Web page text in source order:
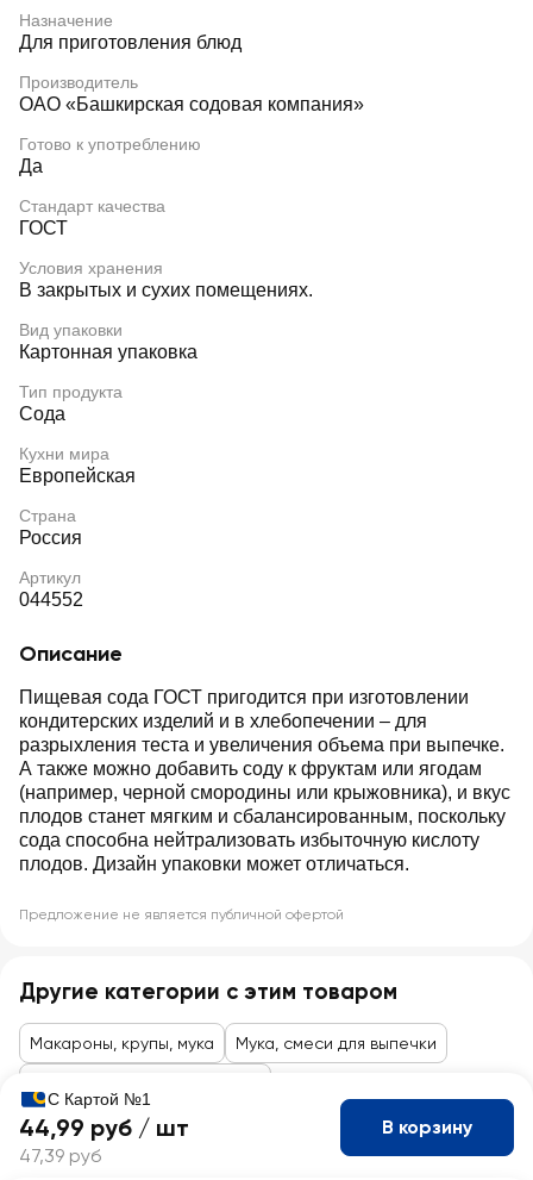
Назначение
Для приготовления блюд
Производитель
ОАО «Башкирская содовая компания»
Готово к употреблению
Да
Стандарт качества
ГОСТ
Условия хранения
В закрытых и сухих помещениях.
Вид упаковки
Картонная упаковка
Тип продукта
Сода
Кухни мира
Европейская
Страна
Россия
Артикул
044552
Описание
Пищевая сода ГОСТ пригодится при изготовлении
кондитерских изделий и в хлебопечении – для
разрыхления теста и увеличения объема при выпечке.
А также можно добавить соду к фруктам или ягодам
(например, черной смородины или крыжовника), и вкус
плодов станет мягким и сбалансированным, поскольку
сода способна нейтрализовать избыточную кислоту
плодов. Дизайн упаковки может отличаться.
Предложение не является публичной офертой
Другие категории с этим товаром
Макароны, крупы, мука Мука, смеси для выпечки
С Картой №1
44,99 руб / шт
47,39 руб
В корзину